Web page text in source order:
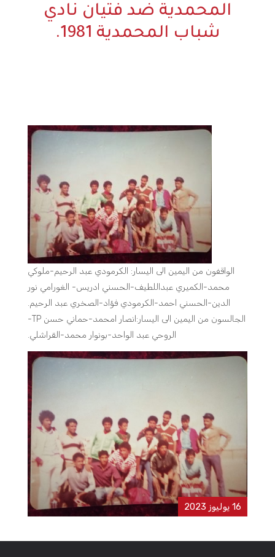
المحمدية ضد فتيان نادي
شباب المحمدية 1981.
الواقفون من اليمين الى اليسار: الكرمودي عبد الرحيم-ملوكي
محمد-الكميري عبداللطيف-الحسني ادريس- الغورامي نور
الدين-الحسني احمد-الكرمودي فؤاد-الصخري عبد الرحيم.
الجالسون من اليمين الى اليسار:انصار امحمد-حماني حسن TP-
الروحي عبد الواحد-بونوار محمد-القراشلي.
16 يوليوز 2023